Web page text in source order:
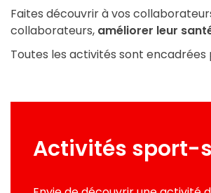
Faites découvrir à vos
collaborateurs, améliorer leur
Toutes les activités sont encadrées
Activités sport-